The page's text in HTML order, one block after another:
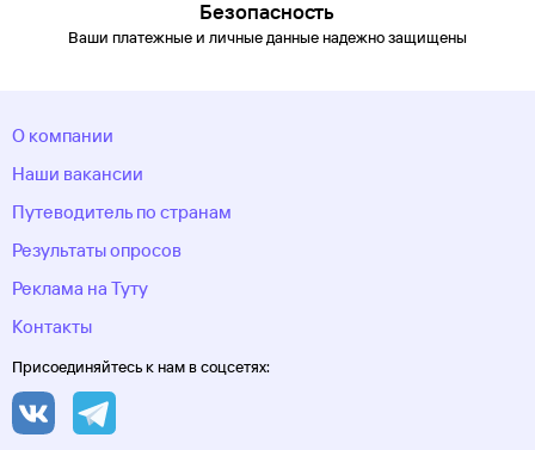
Безопасность
Ваши платежные и личные данные надежно защищены
О компании
Наши вакансии
Путеводитель по странам
Результаты опросов
Реклама на Туту
Контакты
Присоединяйтесь к нам в соцсетях: